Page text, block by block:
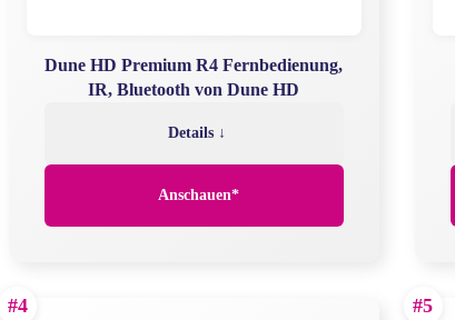
Dune HD Premium R4 Fernbedienung,
IR, Bluetooth von Dune HD
Details ↓
Anschauen*
#4 #5